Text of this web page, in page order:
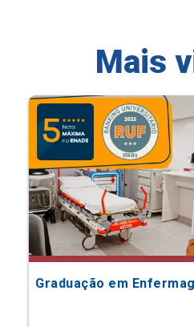
Mais
Graduação em